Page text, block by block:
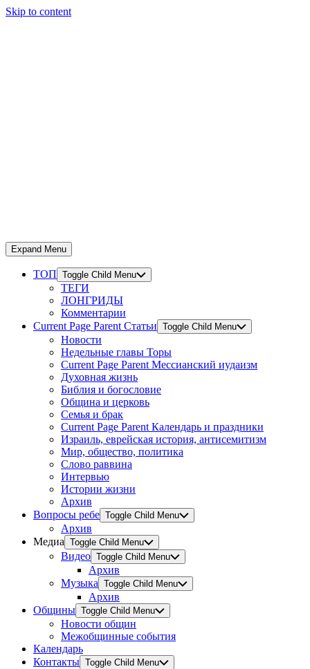
Skip to content
Expand Menu
ТОП Toggle Child Menu
ТЕГИ
ЛОНГРИДЫ
Комментарии
Current Page Parent Статьи Toggle Child Menu
Новости
Недельные главы Торы
Current Page Parent Мессианский иудаизм
Духовная жизнь
Библия и богословие
Община и церковь
Семья и брак
Current Page Parent Календарь и праздники
Израиль, еврейская история, антисемитизм
Мир, общество, политика
Слово раввина
Интервью
Истории жизни
Архив
Вопросы ребе Toggle Child Menu
Архив
Медиа Toggle Child Menu
Видео Toggle Child Menu
Архив
Музыка Toggle Child Menu
Архив
Общины Toggle Child Menu
Новости общин
Межобщинные события
Календарь
Контакты Toggle Child Menu